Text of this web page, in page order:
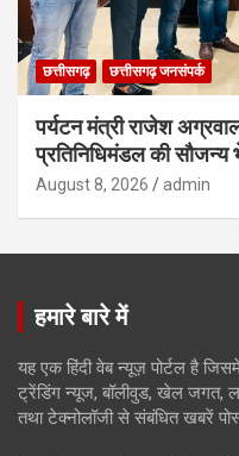
छत्तीसगढ़ छत्तीसगढ़ जनसंपर्क
पर्यटन मंत्री राजेश
प्रतिनिधिमंडल की सौजन्य
August 8, 2026 admin
हमारे बारे में
यह एक हिंदी वेब न्यूज़ पोर्टल है
ट्रेंडिंग न्यूज, बॉलीवुड, खेल जगत,
तथा टेक्नोलॉजी से संबंधित खबरें